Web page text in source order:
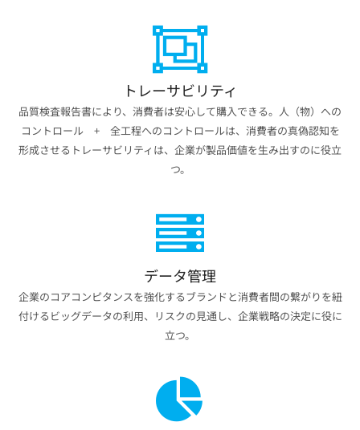
トレーサビリティ
品質検査報告書により、消費者は安心して購入できる。人（物）への
コントロール + 全工程へのコントロールは、消費者の真偽認知を
形成させるトレーサビリティは、企業が製品価値を生み出すのに役立
つ。
データ管理
企業のコアコンピタンスを強化するブランドと消費者間の繋がりを紐
付けるビッグデータの利用、リスクの見通し、企業戦略の決定に役に
立つ。